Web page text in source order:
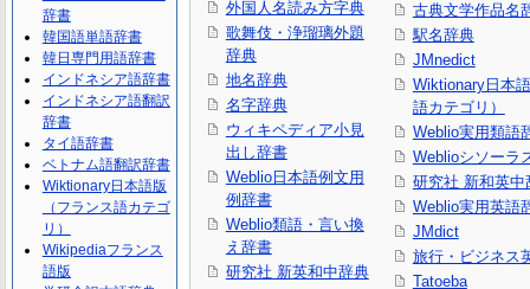
外国人名読み方字典
歌舞伎・浄瑠璃外題
辞典
地名辞典
名字辞典
ウィキペディア小見
出し辞書
Weblio日本語例文用
例辞書
Weblio類語・言い換
え辞書
研究社 新英和中辞典
古典文学作品名
駅名辞典
JMnedict
Wiktionary日本
語カテゴリ）
Weblio実用類語
Weblioシソーラ
研究社 新和英中
Weblio実用英語
JMdict
旅行・ビジネス
Tatoeba
辞書
韓国語単語辞書
韓日専門用語辞書
インドネシア語辞書
インドネシア語翻訳
辞書
タイ語辞書
ベトナム語翻訳辞書
Wiktionary日本語版
（フランス語カテゴ
リ）
Wikipediaフランス
語版